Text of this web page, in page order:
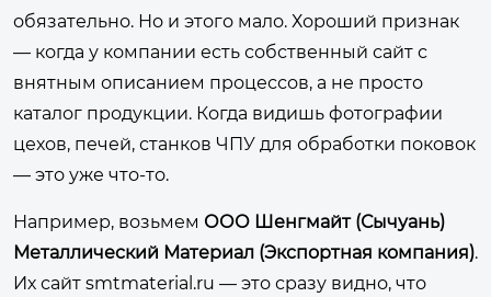
обязательно. Но и этого мало. Хороший признак
— когда у компании есть собственный сайт с
внятным описанием процессов, а не просто
каталог продукции. Когда видишь фотографии
цехов, печей, станков ЧПУ для обработки поковок
— это уже что-то.
Например, возьмем ООО Шенгмайт (Сычуань)
Металлический Материал (Экспортная компания).
Их сайт smtmaterial.ru — это сразу видно, что